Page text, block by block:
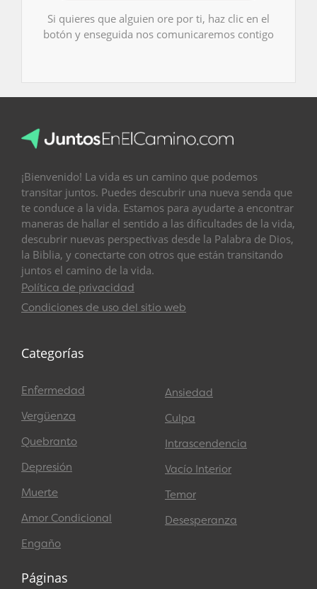
Si quieres que alguien ore por ti, haz clic en el
botón y enseguida nos comunicaremos contigo
¡Bienvenido! La vida es un camino que podemos
transitar juntos. Puedes descubrir una nueva senda que
te conduce a la vida. Estamos para ayudarte a encontrar
maneras de hallar el sentido a las dificultades de la vida,
descubrir nuevas perspectivas desde la Palabra de Dios,
la Biblia, y conectarte con otros que están transitando
juntos el camino de la vida.
Política de privacidad
Condiciones de uso del sitio web
Categorías
Enfermedad
Vergüenza
Quebranto
Depresión
Muerte
Amor Condicional
Engaño
Ansiedad
Culpa
Intrascendencia
Vacío Interior
Temor
Desesperanza
Páginas